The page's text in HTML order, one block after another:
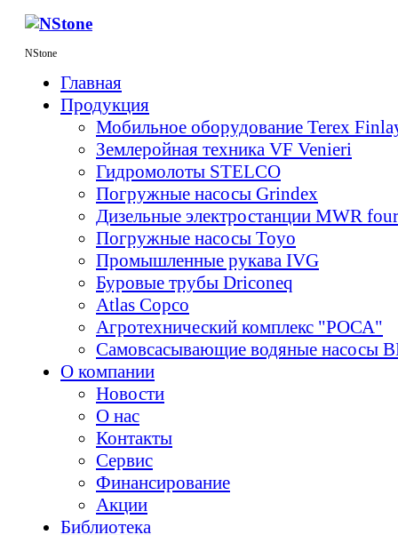
NStone
Главная
Продукция
Мобильное оборудование Terex
Землеройная техника VF Venieri
Гидромолоты STELCO
Погружные насосы Grindex
Дизельные электростанции MWR
Погружные насосы Toyo
Промышленные рукава IVG
Буровые трубы Driconeq
Atlas Copco
Агротехнический комплекс "РОСА"
Самовсасывающие водяные насосы
О компании
Новости
О нас
Контакты
Сервис
Финансирование
Акции
Библиотека